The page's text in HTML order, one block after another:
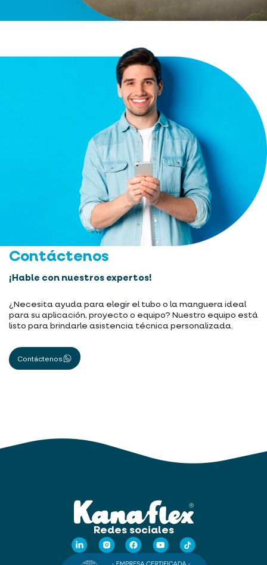
Contáctenos
¡Hable con nuestros expertos!
¿Necesita ayuda para elegir el tubo o la manguera ideal
para su aplicación, proyecto o equipo? Nuestro equipo está
listo para brindarle asistencia técnica personalizada.
Contáctenos
Redes sociales